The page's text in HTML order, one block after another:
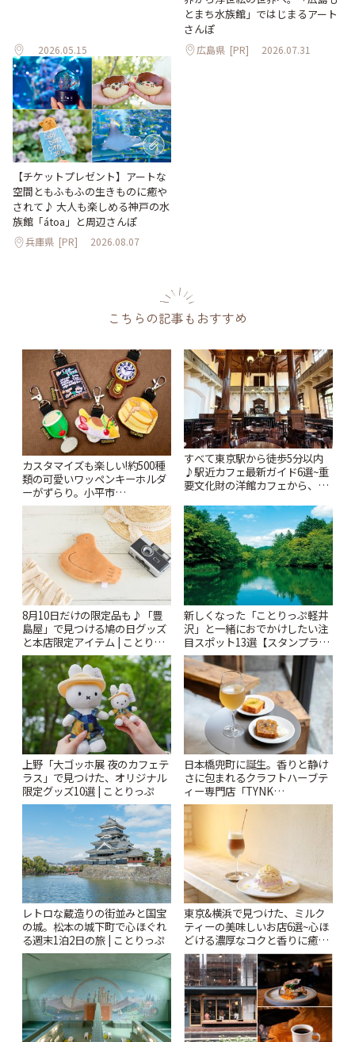
2026.05.15
とまち水族館」ではじまるアート
さんぽ
広島県 [PR] 2026.07.31
【チケットプレゼント】アートな
空間ともふもふの生きものに癒や
されて♪ 大人も楽しめる神戸の水
族館「átoa」と周辺さんぽ
兵庫県 [PR] 2026.08.07
こちらの記事もおすすめ
カスタマイズも楽しい!約500種
類の可愛いワッペンキーホルダ
ーがずらり。小平市
「Kimamaya T&K」 | ことりっ
すべて東京駅から徒歩5分以内
♪駅近カフェ最新ガイド6選~重
要文化財の洋館カフェから、改
りっぷ
8月10日だけの限定品も♪「豊
島屋」で見つける鳩の日グッズ
と本店限定アイテム | ことりっ
ぷ
新しくなった「ことりっぷ軽井
沢」と一緒におでかけしたい注
目スポット13選【スタンプラリ
ー開催中】 | ことりっぷ
上野「大ゴッホ展 夜のカフェテ
ラス」で見つけた、オリジナル
限定グッズ10選 | ことりっぷ
日本橋兜町に誕生。香りと静け
さに包まれるクラフトハーブテ
ィー専門店「TYNK
Kabutocho」 | ことりっぷ
レトロな蔵造りの街並みと国宝
の城。松本の城下町で心ほぐれ
る週末1泊2日の旅 | ことりっぷ
東京&横浜で見つけた、ミルク
ティーの美味しいお店6選~心ほ
どける濃厚なコクと香りに癒や
されるティータイム~ | ことりっ
ぷ